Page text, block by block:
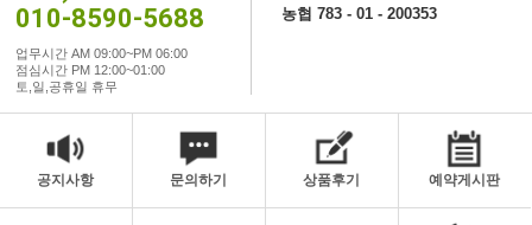
010-8590-5688
업무시간 AM 09:00~PM 06:00
점심시간 PM 12:00~01:00
토,일,공휴일 휴무
농협 783 - 01 - 200353
공지사항 문의하기 상품후기 예약게시판